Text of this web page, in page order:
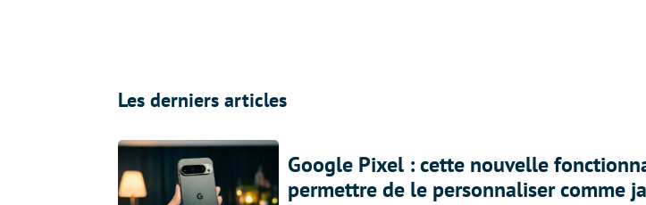
Les derniers articles
Google Pixel : cette nouvelle
permettre de le personnaliser comme